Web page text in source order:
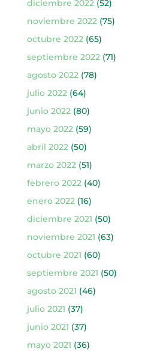
diciembre 2022(52)
noviembre 2022(75)
octubre 2022(65)
septiembre 2022(71)
agosto 2022(78)
julio 2022(64)
junio 2022(80)
mayo 2022(59)
abril 2022(50)
marzo 2022(51)
febrero 2022(40)
enero 2022(16)
diciembre 2021 (50)
noviembre 2021 (63)
octubre 2021 (60)
septiembre 2021 (50)
agosto 2021 (46)
julio 2021 (37)
junio 2021 (37)
mayo 2021 (36)